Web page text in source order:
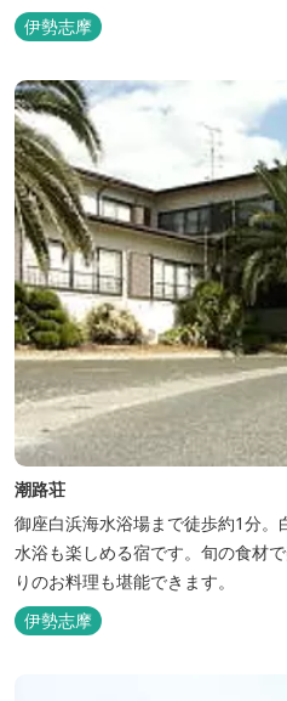
伊勢志摩
潮路荘
御座白浜海水浴場まで徒歩約1分
水浴も楽しめる宿です。旬の食材
りのお料理も堪能できます。
伊勢志摩